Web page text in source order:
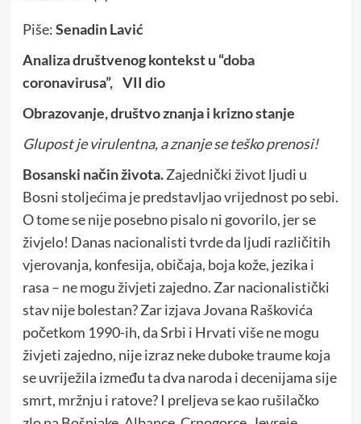
Piše:Senadin Lavić
Analiza društvenog kontekst u “doba
coronavirusa”, VII dio
Obrazovanje, društvo znanja i krizno stanje
Glupost je virulentna, a znanje se teško prenosi!
Bosanski način života.Zajednički život ljudi u
Bosni stoljećima je predstavljao vrijednost po sebi.
O tome se nije posebno pisalo ni govorilo, jer se
živjelo! Danas nacionalisti tvrde da ljudi različitih
vjerovanja, konfesija, običaja, boja kože, jezika i
rasa – ne mogu živjeti zajedno. Zar nacionalistički
stav nije bolestan? Zar izjava Jovana Raškovića
početkom 1990-ih, da Srbi i Hrvati više ne mogu
živjeti zajedno, nije izraz neke duboke traume koja
se uvriježila između ta dva naroda i decenijama sije
smrt, mržnju i ratove? I preljeva se kao rušilačko